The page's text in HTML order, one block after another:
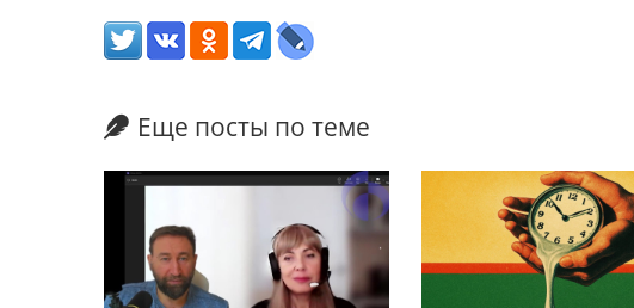
Еще посты по теме